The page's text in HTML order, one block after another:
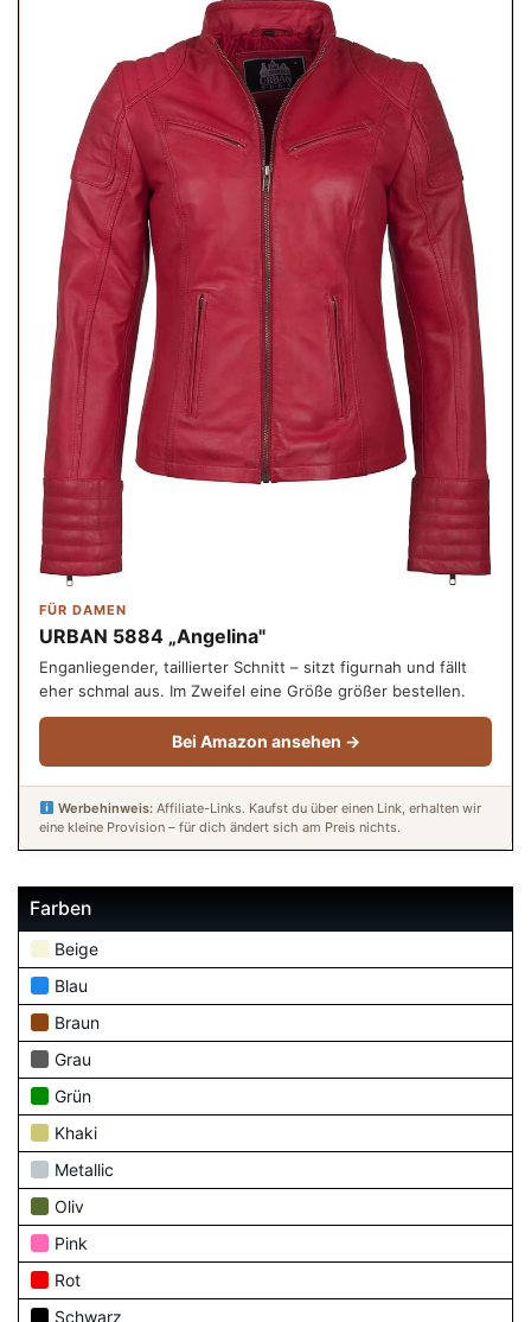
FÜR DAMEN
URBAN 5884 „Angelina"
Enganliegender, taillierter Schnitt – sitzt figurnah und fällt
eher schmal aus. Im Zweifel eine Größe größer bestellen.
Bei Amazon ansehen →
Werbehinweis:Affiliate-Links. Kaufst du über einen Link, erhalten wir
eine kleine Provision – für dich ändert sich am Preis nichts.
Farben
Beige
Blau
Braun
Grau
Grün
Khaki
Metallic
Oliv
Pink
Rot
Schwarz